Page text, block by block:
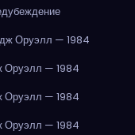
Оруэлл — 1984
Оруэлл — 1984
Оруэлл — 1984
Оруэлл — 1984